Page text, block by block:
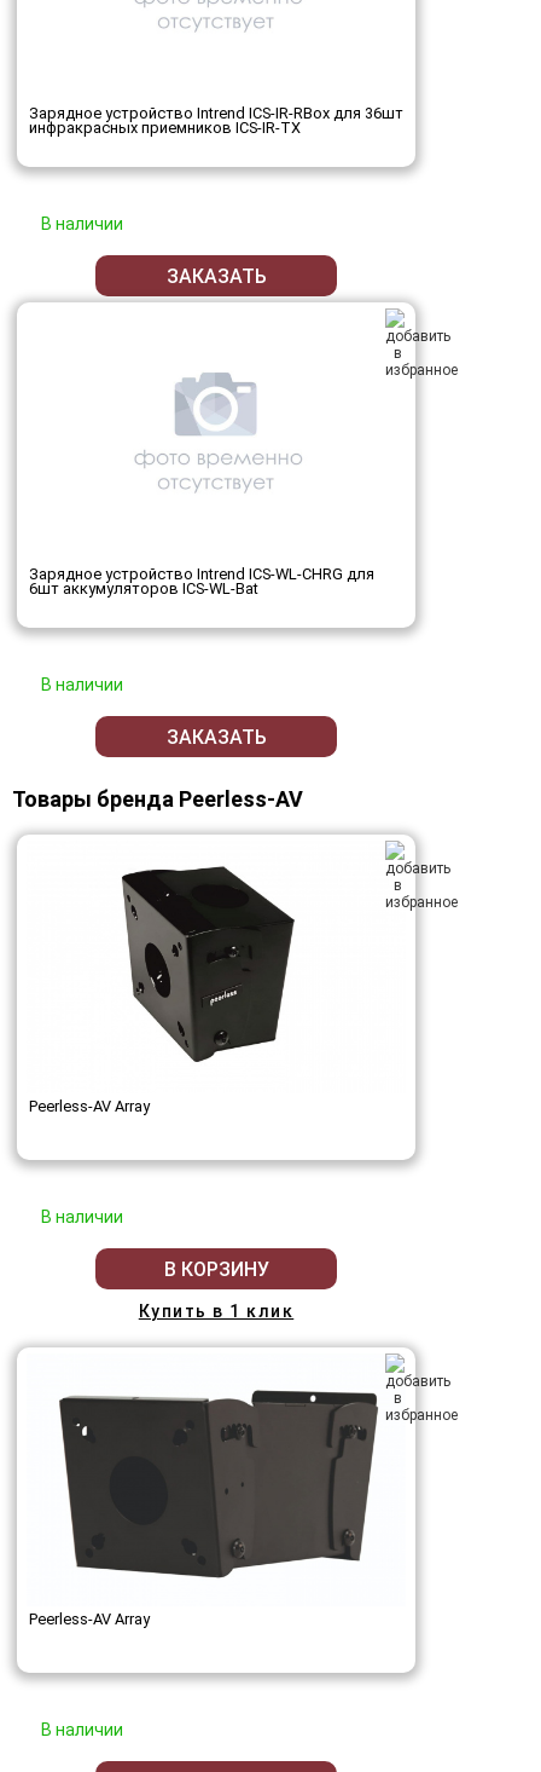
Зарядное устройство Intrend ICS-IR-RBox для 36шт
инфракрасных приемников ICS-IR-TX
В наличии
ЗАКАЗАТЬ
Зарядное устройство Intrend ICS-WL-CHRG для
6шт аккумуляторов ICS-WL-Bat
В наличии
ЗАКАЗАТЬ
Товары бренда Peerless-AV
Peerless-AV Array
В наличии
В КОРЗИНУ
Купить в 1 клик
Peerless-AV Array
В наличии